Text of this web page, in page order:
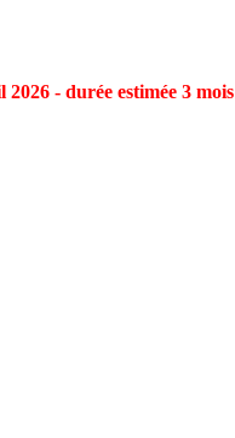
- durée estimée 3 mois